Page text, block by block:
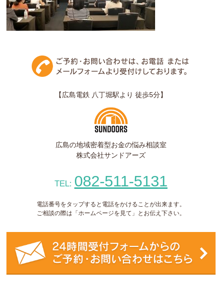
【広島電鉄 八丁堀駅より 徒歩5分】
広島の地域密着型お金の悩み相談室
株式会社サンドアーズ
TEL: 082-511-5131
電話番号をタップすると電話をかけることが出来ます。
ご相談の際は「ホームページを見て」とお伝え下さい。